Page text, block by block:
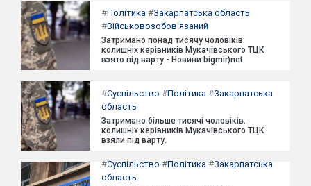
#Політика #Закарпатська область
#Військовозобов'язаний
Затримано понад тисячу чоловіків:
колишніх керівників Мукачівського ТЦК
взято під варту - Новини bigmir)net
#Суспільство #Політика #Закарпатська
область
Затримано більше тисячі чоловіків:
колишніх керівників Мукачівського ТЦК
взяли під варту.
#Суспільство #Політика #Закарпатська
область